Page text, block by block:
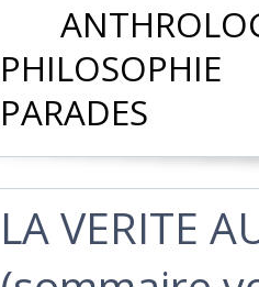
PHILOSOPHIE
PARADES‎
‎LA VERITE